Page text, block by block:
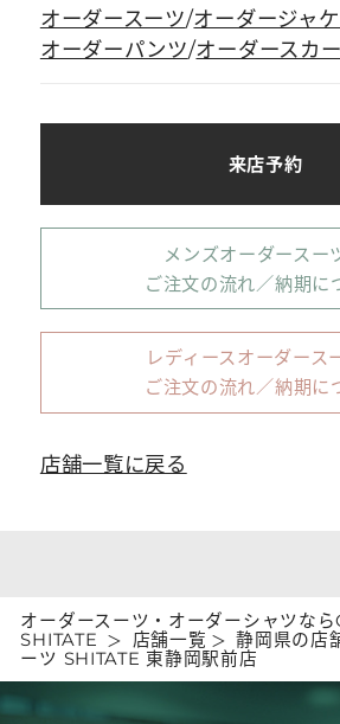
オーダースーツ オーダージャ
オーダーパンツ オーダースカ
来店予約
メンズオーダースー
ご注文の流れ／納期に
レディースオーダース
ご注文の流れ／納期に
店舗一覧に戻る
オーダースーツ・オーダーシャツな
SHITATE
店舗一覧 静岡県の店
ーツ SHITATE 東静岡駅前店